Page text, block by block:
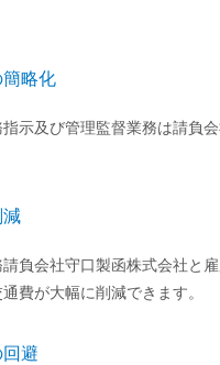
略化
示及び管理監督業務は請負
減
負会社守口製函株式会社と
費が大幅に削減できます。
避